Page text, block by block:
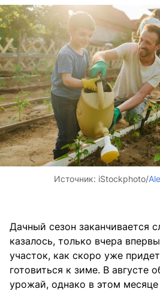
Источник: iStockphoto/
Дачный сезон заканчивается
казалось, только вчера
участок, как скоро уже
готовиться к зиме. В августе
урожай, однако в этом